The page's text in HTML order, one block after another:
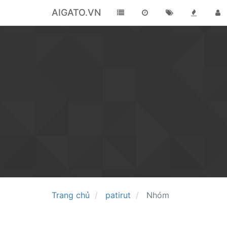
AIGATO.VN
Trang chủ patirut Nhóm